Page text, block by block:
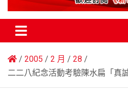
2005 2 月
28
二二八紀念活動考驗陳水扁「真